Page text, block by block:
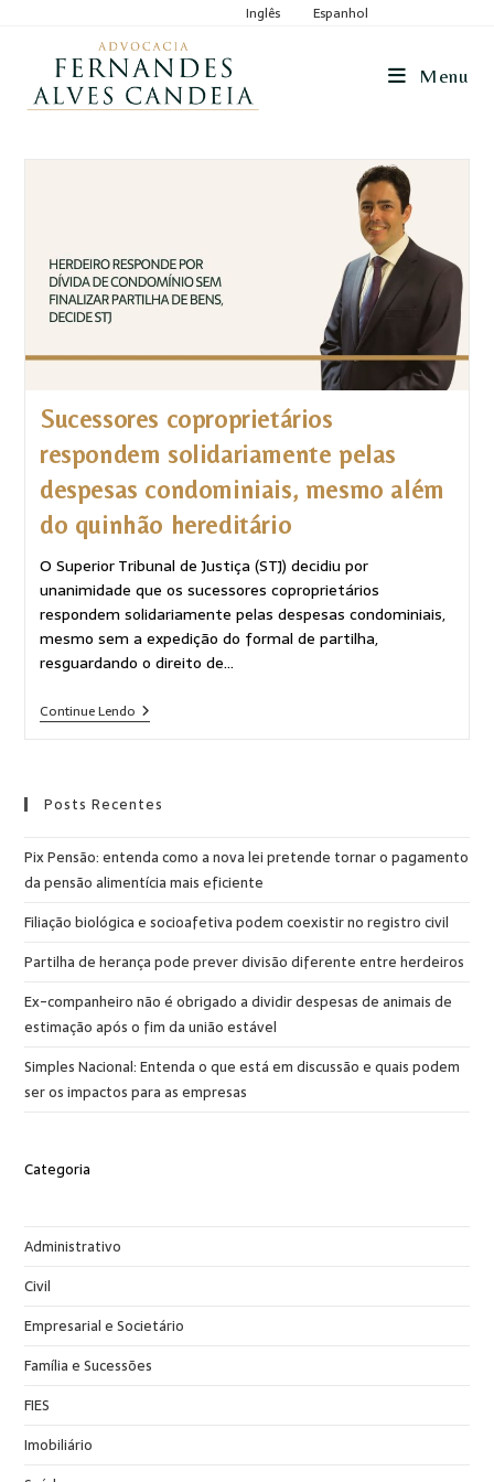
Inglês Espanhol
Menu
Sucessores coproprietários
respondem solidariamente pelas
despesas condominiais, mesmo além
do quinhão hereditário
O Superior Tribunal de Justiça (STJ) decidiu por
unanimidade que os sucessores coproprietários
respondem solidariamente pelas despesas condominiais,
mesmo sem a expedição do formal de partilha,
resguardando o direito de…
Continue Lendo
Posts Recentes
Pix Pensão: entenda como a nova lei pretende tornar o pagamento
da pensão alimentícia mais eficiente
Filiação biológica e socioafetiva podem coexistir no registro civil
Partilha de herança pode prever divisão diferente entre herdeiros
Ex-companheiro não é obrigado a dividir despesas de animais de
estimação após o fim da união estável
Simples Nacional: Entenda o que está em discussão e quais podem
ser os impactos para as empresas
Categoria
Administrativo
Civil
Empresarial e Societário
Família e Sucessões
FIES
Imobiliário